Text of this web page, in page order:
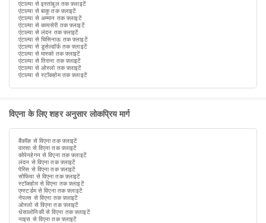
एंटाल्या से इस्तांबुल तक फ़्लाइटें
एंटाल्या से बाकू तक फ़्लाइटें
एंटाल्या से अम्मान तक फ़्लाइटें
एंटाल्या से कायसेरी तक फ़्लाइटें
एंटाल्या से लंदन तक फ़्लाइटें
एंटाल्या से चिसिनाऊ तक फ़्लाइटें
एंटाल्या से डुसेल्डॉर्फ़ तक फ़्लाइटें
एंटाल्या से मास्को तक फ़्लाइटें
एंटाल्या से तिराना तक फ़्लाइटें
एंटाल्या से ओस्लो तक फ़्लाइटें
एंटाल्या से स्टॉकहोम तक फ़्लाइटें
विएना के लिए शहर अनुसार लोकप्रिय मार्ग
बैंकॉक से विएना तक फ़्लाइटें
वारसा से विएना तक फ़्लाइटें
कोपेनहेगन से विएना तक फ़्लाइटें
लंदन से विएना तक फ़्लाइटें
पेरिस से विएना तक फ़्लाइटें
सोफिया से विएना तक फ़्लाइटें
स्टॉकहोम से विएना तक फ़्लाइटें
एम्स्टर्डम से विएना तक फ़्लाइटें
नेपल्स से विएना तक फ़्लाइटें
ओस्लो से विएना तक फ़्लाइटें
थेसालोनिकी से विएना तक फ़्लाइटें
नाइस से विएना तक फ़्लाइटें